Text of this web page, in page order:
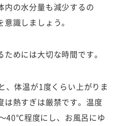
内の水分量も減少するの
識しましょう。
めには大切な時間です。
、体温が1度くらい上がりま
は熱すぎは厳禁です。温度
40℃程度にし、お風呂にゆ